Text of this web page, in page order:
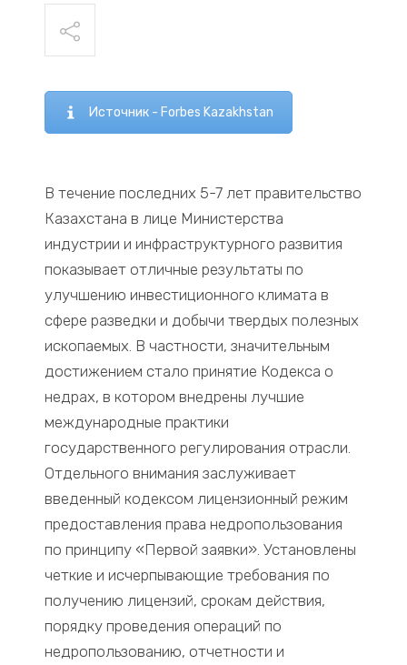
Источник - Forbes Kazakhstan
В течение последних 5-7 лет правительство
Казахстана в лице Министерства
индустрии и инфраструктурного развития
показывает отличные результаты по
улучшению инвестиционного климата в
сфере разведки и добычи твердых полезных
ископаемых. В частности, значительным
достижением стало принятие Кодекса о
недрах, в котором внедрены лучшие
международные практики
государственного регулирования отрасли.
Отдельного внимания заслуживает
введенный кодексом лицензионный режим
предоставления права недропользования
по принципу «Первой заявки». Установлены
четкие и исчерпывающие требования по
получению лицензий, срокам действия,
порядку проведения операций по
недропользованию, отчетности и